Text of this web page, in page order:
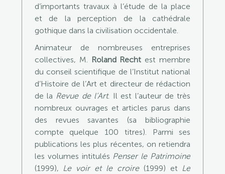
d’importants travaux à l’étude de la place
et de la perception de la cathédrale
gothique dans la civilisation occidentale.
Animateur de nombreuses entreprises
collectives, M. Roland Recht est membre
du conseil scientifique de l’Institut national
d’Histoire de l’Art et directeur de rédaction
de la Revue de l’Art. Il est l’auteur de très
nombreux ouvrages et articles parus dans
des revues savantes (sa bibliographie
compte quelque 100 titres). Parmi ses
publications les plus récentes, on retiendra
les volumes intitulés Penser le Patrimoine
(1999), Le voir et le croire(1999) et Le